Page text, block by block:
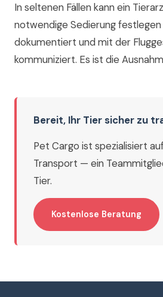
In seltenen Fällen kann ein
notwendige Sedierung
dokumentiert und mit der
kommuniziert. Es ist die
Bereit, Ihr Tier sicher zu
Pet Cargo ist spezialisiert
Transport — ein
Tier.
Kostenlose Beratung